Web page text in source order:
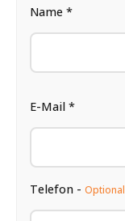
Name *
E-Mail *
Telefon - Optional